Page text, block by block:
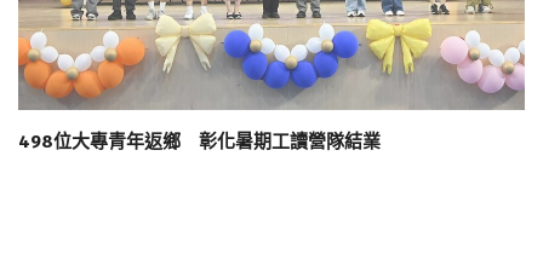
498位大專青年返鄉 彰化暑期工讀營隊結業